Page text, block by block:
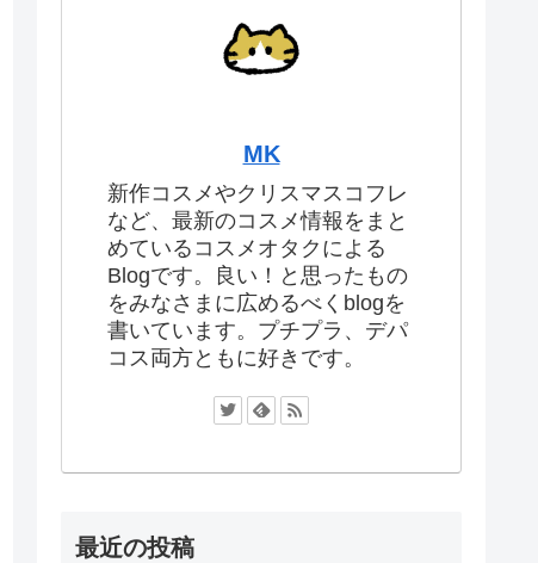
MK
新作コスメやクリスマスコフレ
など、最新のコスメ情報をまと
めているコスメオタクによる
Blogです。良い！と思ったもの
をみなさまに広めるべくblogを
書いています。プチプラ、デパ
コス両方ともに好きです。
最近の投稿